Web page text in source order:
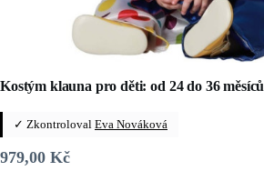
Kostým klauna pro děti: od 24 do 36 měsíců
✓ Zkontroloval Eva Nováková
979,00 Kč